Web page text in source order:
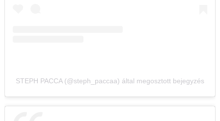
STEPH PACCA (@steph_paccaa) által megosztott bejegyzés